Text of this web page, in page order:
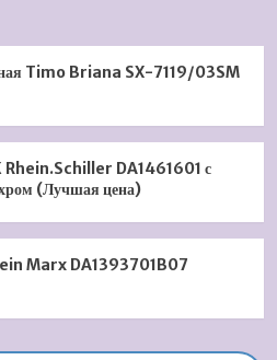
Timo Briana SX-7119/03SM
Rhein.Schiller DA1461601 с
(Лучшая цена)
Marx DA1393701B07